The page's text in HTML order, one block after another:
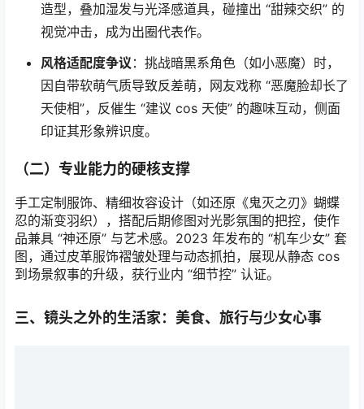
造型，叠加湿发与光泽感道具，碰撞出 “甜辣交织” 的
视觉冲击，成为出圈代表作。
风格适配度争议 ：挑战暗黑系角色（如小恶魔）时，
因自带软萌气质导致反差萌，网友戏称 “恶魔脸却长了
天使相”，反催生 “建议 cos 天使” 的趣味互动，侧面
印证其形象辨识度。
（二）专业能力的硬核支撑
手工定制服饰、精细妆容设计（如还原《鬼灭之刃》蝴蝶
忍的渐变羽织），搭配后期修图对光影氛围的把控，使作
品兼具 “神还原” 与艺术感。2023 年发布的 “机车少女” 套
图，通过皮革服饰褶皱处理与动态抓拍，展现从静态 cos
到场景叙事的升级，获行业内 “细节控” 认证。
三、镜头之外的生活家：美食、旅行与少女心事